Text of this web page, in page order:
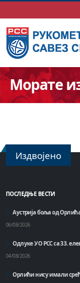
Морате
Издвојено
ПОСЛЕДЊЕ ВЕСТИ
Аустрија боља од
06/08/2026
Одлуке УО РСС са 33.
04/08/2026
Орлићи нису имали